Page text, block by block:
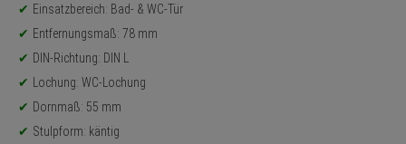
Einsatzbereich: Bad- & WC-Tür
Entfernungsmaß: 78 mm
DIN-Richtung: DIN L
Lochung: WC-Lochung
Dornmaß: 55 mm
Stulpform: käntig